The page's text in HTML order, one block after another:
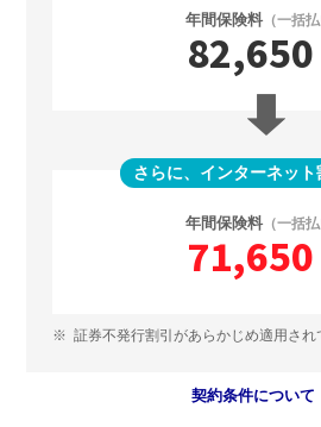
年間保険料（一括払
82,650
さらに、インターネッ
年間保険料（一括払
71,650
※ 証券不発行割引があらかじめ適用され
契約条件について